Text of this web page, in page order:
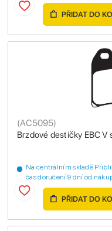
PŘIDAT DO
Brzdové destičky EBC
(AC5095)
Na centrálním skladě
čas doručení 9 dní od
PŘIDAT DO